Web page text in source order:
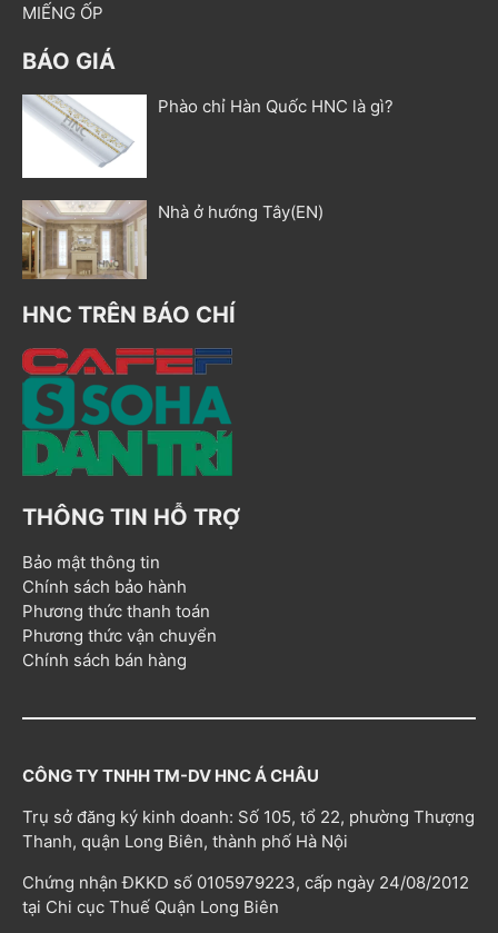
MIẾNG ỐP
BÁO GIÁ
Phào chỉ Hàn Quốc HNC là gì?
Nhà ở hướng Tây(EN)
HNC TRÊN BÁO CHÍ
THÔNG TIN HỖ TRỢ
Bảo mật thông tin
Chính sách bảo hành
Phương thức thanh toán
Phương thức vận chuyển
Chính sách bán hàng
CÔNG TY TNHH TM-DV HNC Á CHÂU
Trụ sở đăng ký kinh doanh: Số 105, tổ 22, phường Thượng
Thanh, quận Long Biên, thành phố Hà Nội
Chứng nhận ĐKKD số 0105979223, cấp ngày 24/08/2012
tại Chi cục Thuế Quận Long Biên